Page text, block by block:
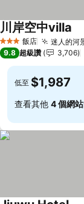
3 星級 飯店 迷人的河
川岸空中villa
9.8 超級讚 3,706
低至 $1,987
查看其他 4 個網站